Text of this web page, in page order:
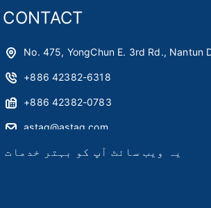
یہ ویب سائٹ آپ کو بہتر
CONTACT
No. 475, YongChun E. 3rd Rd., Nantun
+886 42382-6318
+886 42382-0783
astag@astag.com
roger@astag.com